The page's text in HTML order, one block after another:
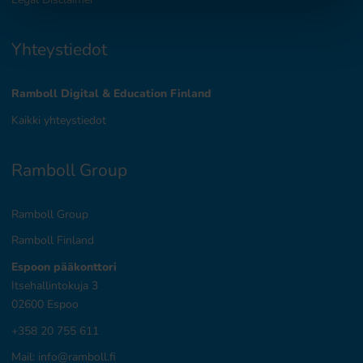
Yhteystiedot
Ramboll Digital & Education Finland
Kaikki yhteystiedot
Ramboll Group
Ramboll Group
Ramboll Finland
Espoon pääkonttori
Itsehallintokuja 3
02600 Espoo
+358 20 755 611
Mail: info@ramboll.fi